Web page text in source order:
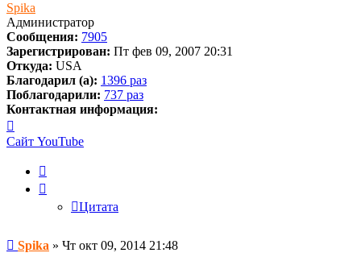
Spika
Администратор
Сообщения: 7905
Зарегистрирован: Пт фев 09, 2007 20:31
Откуда: USA
Благодарил (а): 1396 раз
Поблагодарили: 737 раз
Контактная информация:
информация
пользователя
Spika
Сайт YouTube
Цитата
Сообщение
Spika » Чт окт 09, 2014 21:48